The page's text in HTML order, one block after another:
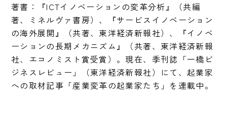
著書：『ICTイノベーションの変革分析』（共編
著、ミネルヴァ書房）、『サービスイノベーション
の海外展開』（共著、東洋経済新報社）、『イノベ
ーションの長期メカニズム』（共著、東洋経済新報
社、エコノミスト賞受賞）。現在、季刊誌「一橋ビ
ジネスレビュー」（東洋経済新報社）にて、起業家
への取材記事「産業変革の起業家たち」を連載中。